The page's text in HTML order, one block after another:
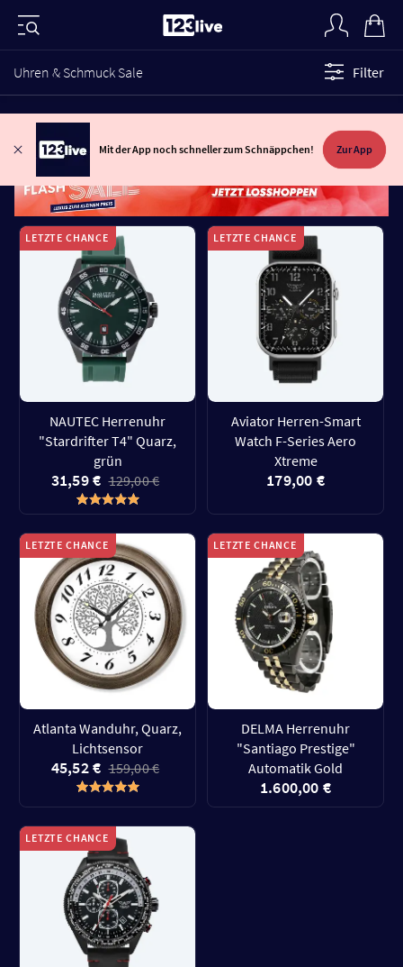
Uhren & Schmuck Sale Filter
Mit der App noch schneller zum Schnäppchen! Zur App
LETZTE CHANCE
NAUTEC Herrenuhr
"Stardrifter T4" Quarz,
grün
31,59 € 129,00 €
LETZTE CHANCE
Aviator Herren-Smart
Watch F-Series Aero
Xtreme
179,00 €
LETZTE CHANCE
Atlanta Wanduhr, Quarz,
Lichtsensor
45,52 € 159,00 €
LETZTE CHANCE
DELMA Herrenuhr
"Santiago Prestige"
Automatik Gold
1.600,00 €
LETZTE CHANCE